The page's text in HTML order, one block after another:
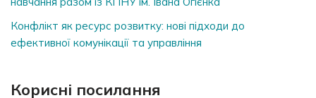
Конфлікт як ресурс розвитку: нові підходи до
ефективної комунікації та управління
Корисні посилання